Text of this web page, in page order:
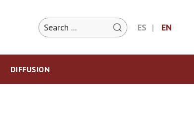
ES EN
DIFFUSION